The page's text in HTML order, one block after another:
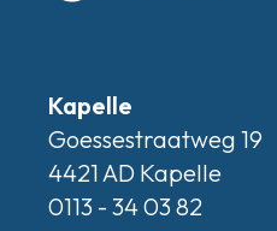
Kapelle
Goessestraatweg 19
4421 AD Kapelle
0113 - 34 03 82